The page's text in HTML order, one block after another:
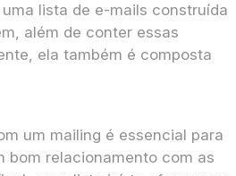
lista de e-mails construída
além de conter essas
ela também é composta
um mailing é essencial para
bom relacionamento com as